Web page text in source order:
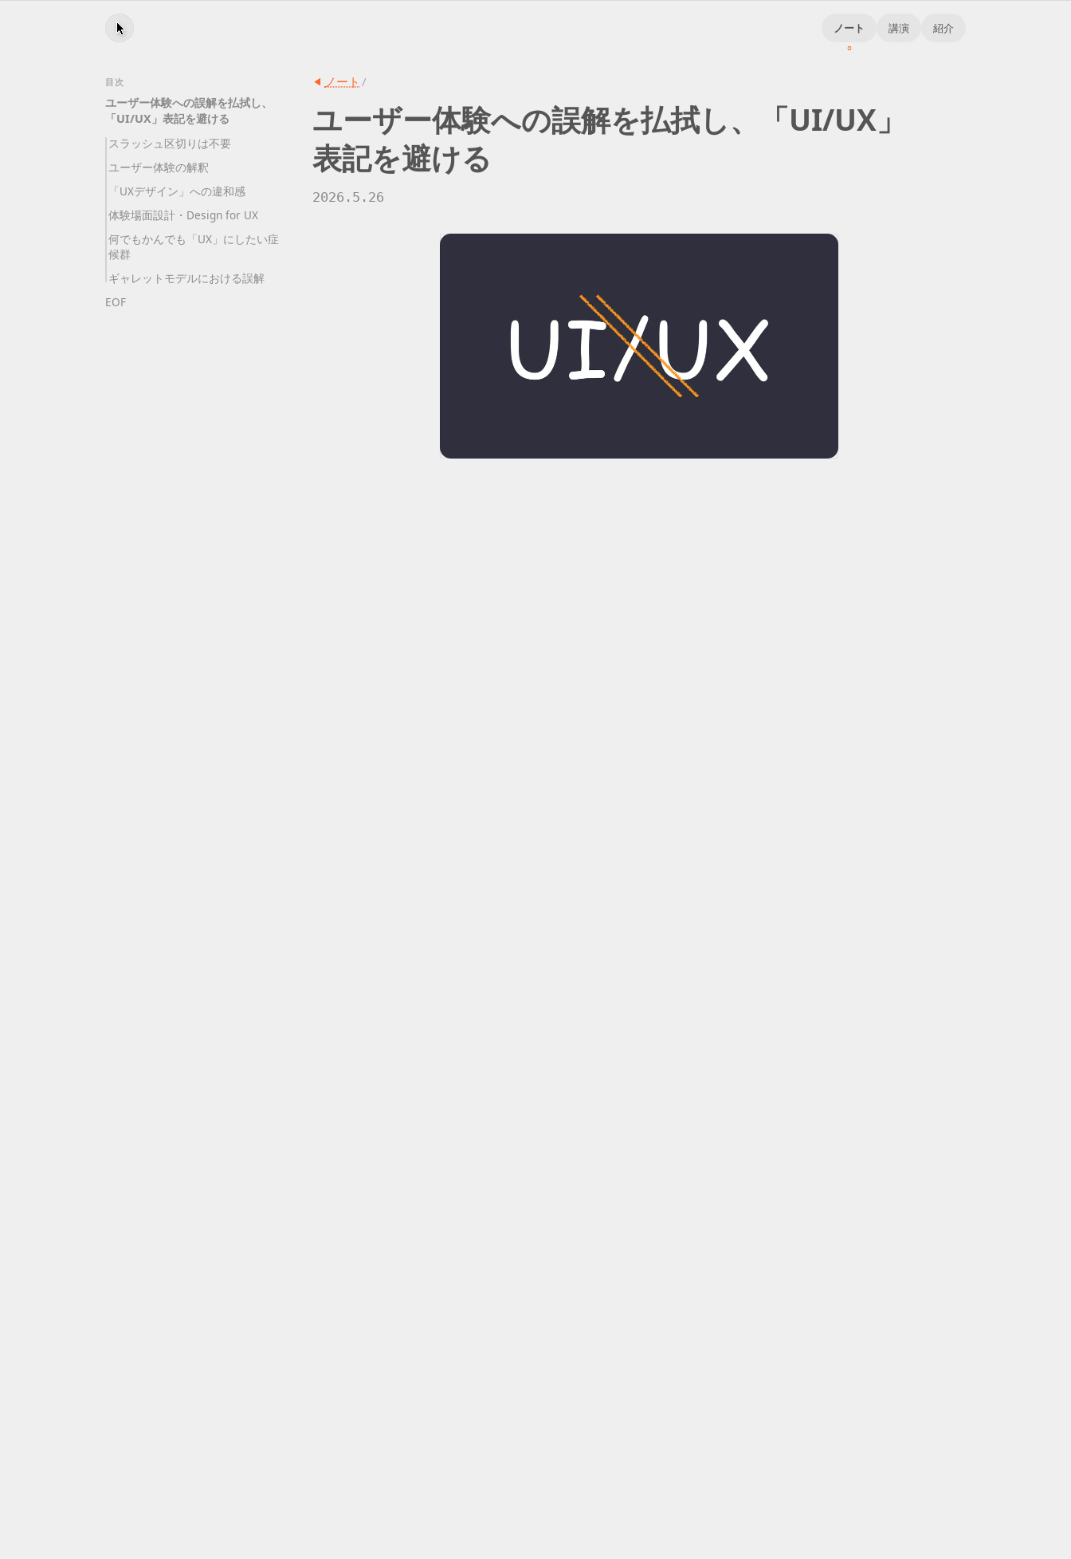
ノート 講演 紹介
目次
ユーザー体験への誤解を払拭し、
「UI/UX」表記を避ける
スラッシュ区切りは不要
ユーザー体験の解釈
「UXデザイン」への違和感
体験場面設計・Design for UX
何でもかんでも「UX」にしたい症
候群
ギャレットモデルにおける誤解
EOF
ノート /
ユーザー体験への誤解を払拭し、 「UI/UX」
表記を避ける
2026.5.26